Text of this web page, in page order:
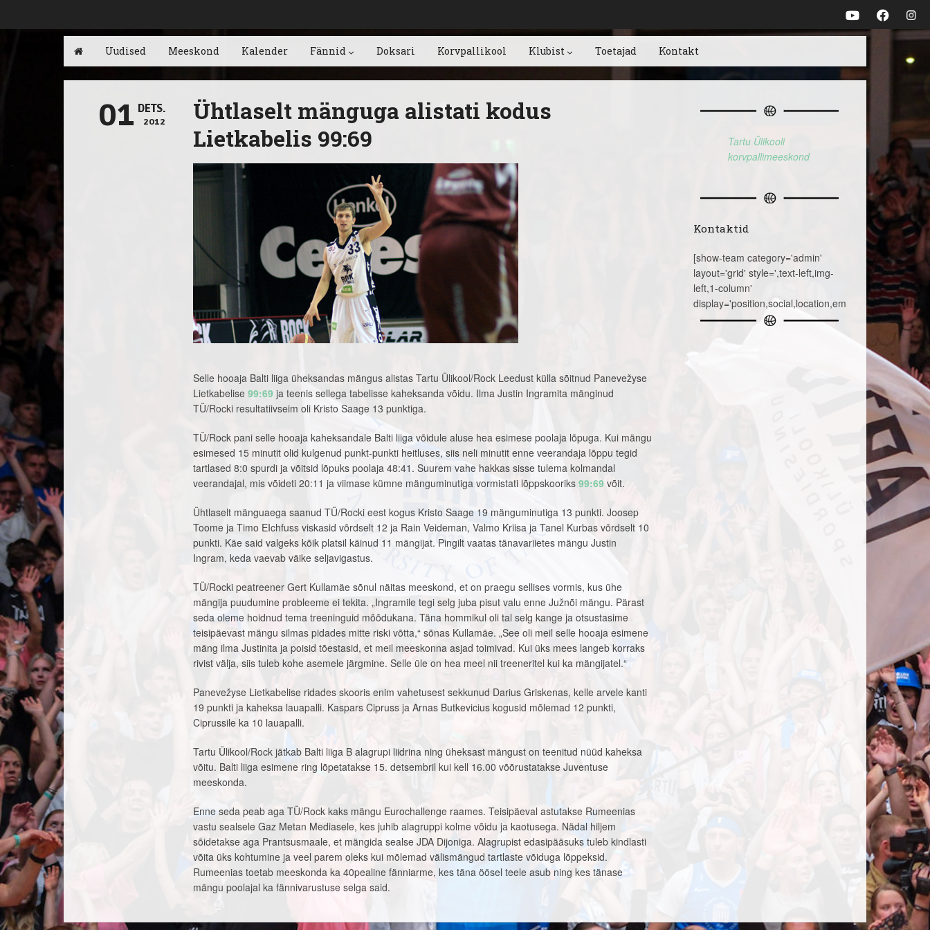
Uudised Meeskond Kalender Fännid Doksari Korvpallikool Klubist Toetajad Kontakt
01 DETS.
2012
Ühtlaselt mänguga alistati kodus
Lietkabelis 99:69
Selle hooaja Balti liiga üheksandas mängus alistas Tartu Ülikool/Rock Leedust külla sõitnud Panevežyse
Lietkabelise 99:69 ja teenis sellega tabelisse kaheksanda võidu. Ilma Justin Ingramita mänginud
TÜ/Rocki resultatiivseim oli Kristo Saage 13 punktiga.
TÜ/Rock pani selle hooaja kaheksandale Balti liiga võidule aluse hea esimese poolaja lõpuga. Kui mängu
esimesed 15 minutit olid kulgenud punkt-punkti heitluses, siis neli minutit enne veerandaja lõppu tegid
tartlased 8:0 spurdi ja võitsid lõpuks poolaja 48:41. Suurem vahe hakkas sisse tulema kolmandal
veerandajal, mis võideti 20:11 ja viimase kümne mänguminutiga vormistati lõppskooriks 99:69 võit.
Ühtlaselt mänguaega saanud TÜ/Rocki eest kogus Kristo Saage 19 mänguminutiga 13 punkti. Joosep
Toome ja Timo EIchfuss viskasid võrdselt 12 ja Rain Veideman, Valmo Kriisa ja Tanel Kurbas võrdselt 10
punkti. Käe said valgeks kõik platsil käinud 11 mängijat. Pingilt vaatas tänavariietes mängu Justin
Ingram, keda vaevab väike seljavigastus.
TÜ/Rocki peatreener Gert Kullamäe sõnul näitas meeskond, et on praegu sellises vormis, kus ühe
mängija puudumine probleeme ei tekita. „Ingramile tegi selg juba pisut valu enne Južnõi mängu. Pärast
seda oleme hoidnud tema treeninguid mõõdukana. Täna hommikul oli tal selg kange ja otsustasime
teisipäevast mängu silmas pidades mitte riski võtta,“ sõnas Kullamäe. „See oli meil selle hooaja esimene
mäng ilma Justinita ja poisid tõestasid, et meil meeskonna asjad toimivad. Kui üks mees langeb korraks
rivist välja, siis tuleb kohe asemele järgmine. Selle üle on hea meel nii treeneritel kui ka mängijatel.“
Panevežyse Lietkabelise ridades skooris enim vahetusest sekkunud Darius Griskenas, kelle arvele kanti
19 punkti ja kaheksa lauapalli. Kaspars Cipruss ja Arnas Butkevicius kogusid mõlemad 12 punkti,
Ciprussile ka 10 lauapalli.
Tartu Ülikool/Rock jätkab Balti liiga B alagrupi liidrina ning üheksast mängust on teenitud nüüd kaheksa
võitu. Balti liiga esimene ring lõpetatakse 15. detsembril kui kell 16.00 võõrustatakse Juventuse
meeskonda.
Enne seda peab aga TÜ/Rock kaks mängu Eurochallenge raames. Teisipäeval astutakse Rumeenias
vastu sealsele Gaz Metan Mediasele, kes juhib alagruppi kolme võidu ja kaotusega. Nädal hiljem
sõidetakse aga Prantsusmaale, et mängida sealse JDA Dijoniga. Alagrupist edasipääsuks tuleb kindlasti
võita üks kohtumine ja veel parem oleks kui mõlemad välismängud tartlaste võiduga lõppeksid.
Rumeenias toetab meeskonda ka 40pealine fänniarme, kes täna öösel teele asub ning kes tänase
mängu poolajal ka fännivarustuse selga said.
Tartu Ülikooli
korvpallimeeskond
Kontaktid
[show-team category='admin'
layout='grid' style=',text-left,img-
left,1-column'